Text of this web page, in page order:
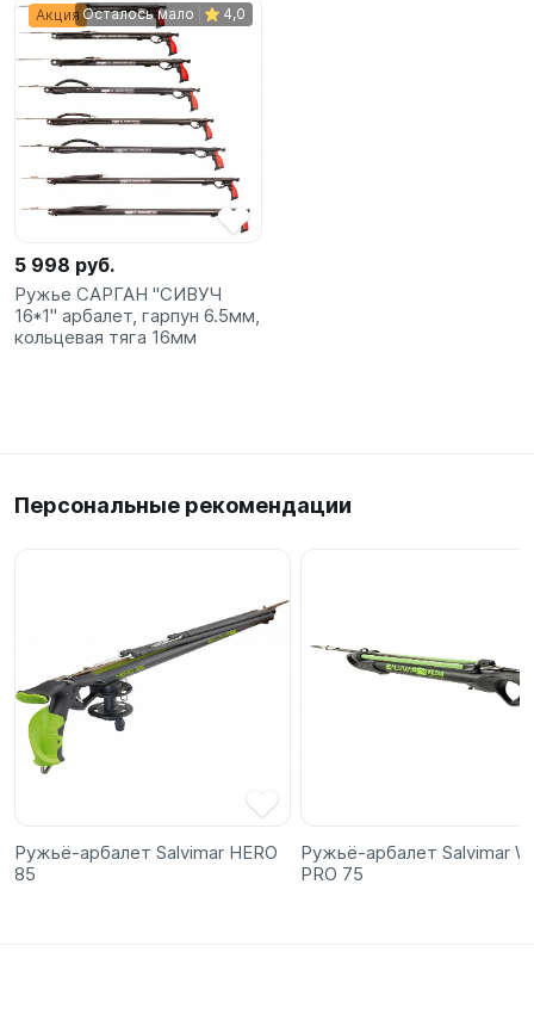
Акция Осталось мало 4,0
5 998 руб.
Ружье САРГАН "СИВУЧ
16*1" арбалет, гарпун 6.5мм,
кольцевая тяга 16мм
Персональные рекомендации
Ружьё-арбалет Salvimar HERO
85
Ружьё-арбалет Salvimar
PRO 75